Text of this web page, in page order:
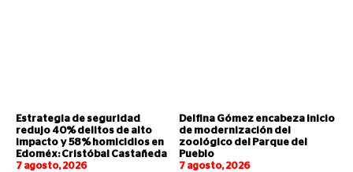
Estrategia de seguridad
redujo 40% delitos de alto
impacto y 58% homicidios en
Edoméx: Cristóbal Castañeda
7 agosto, 2026
Delfina Gómez encabeza inicio
de modernización del
zoológico del Parque del
Pueblo
7 agosto, 2026